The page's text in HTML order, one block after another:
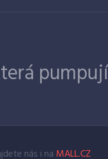
nás i na MALL.CZ